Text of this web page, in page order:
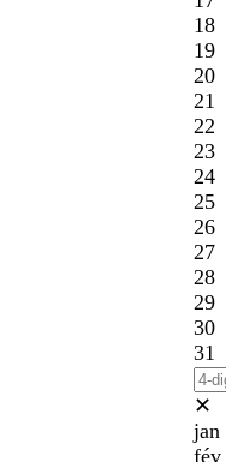
18
19
20
21
22
23
24
25
26
27
28
29
30
31
✕
jan
fév